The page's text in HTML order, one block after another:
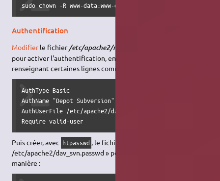
sudo chown -R www-data:www-data /var/svn/projet1
Authentification
Modifierle fichier/etc/apache2/mods-enabled/dav_svn.conf
pour activer l'authentification, en décommentant et
renseignant certaines lignes comme ceci :
AuthType Basic
AuthName "Depot Subversion"
AuthUserFile /etc/apache2/dav_svn.passwd
Require valid-user
Puis créer, avec htpasswd , le fichier «
/etc/apache2/dav_svn.passwd » pour un utilisateur, de cette
manière :